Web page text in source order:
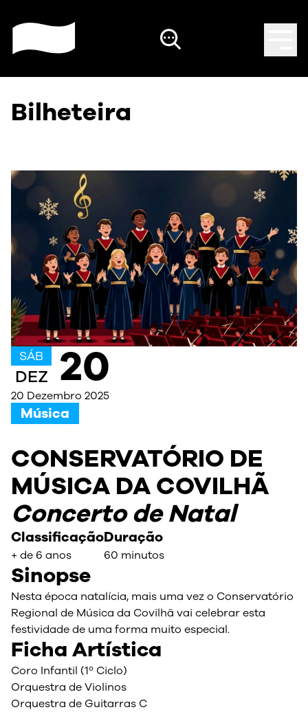
Bilheteira
SÁB
DEZ 20
20 Dezembro 2025
Música
CONSERVATÓRIO DE
MÚSICA DA COVILHÃ
Concerto de Natal
Classificação
+ de 6 anos
Duração
60 minutos
Sinopse
Nesta época natalícia, mais uma vez o Conservatório
Regional de Música da Covilhã vai celebrar esta
festividade de uma forma muito especial.
Ficha Artística
Coro Infantil (1º Ciclo)
Orquestra de Violinos
Orquestra de Guitarras C